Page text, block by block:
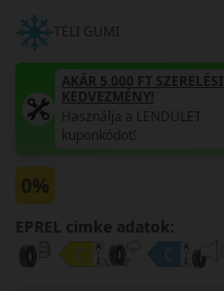
TÉLI GUMI
AKÁR 5.000 FT SZERELÉSI
KEDVEZMÉNY!
Használja a LENDÜLET
kuponkódot!
0%
EPREL cimke adatok: